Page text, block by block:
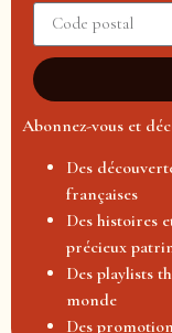
Abonnez-vous et
Des
françaises
Des histoires
précieux
Des playlists
monde
Des